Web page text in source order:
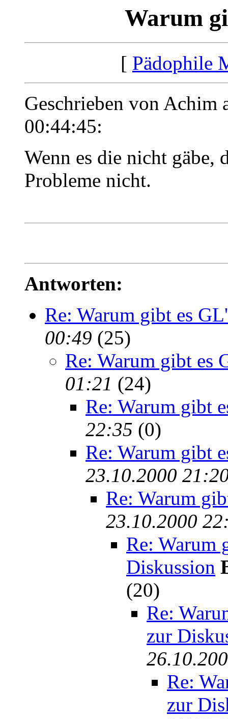
Warum
[ Pädophile
Geschrieben von Achim
00:44:45:
Wenn es die nicht gäbe,
Probleme nicht.
Antworten:
Re: Warum gibt es
00:49 (25)
Re: Warum gibt es
01:21 (24)
Re: Warum gibt
22:35 (0)
Re: Warum gibt
23.10.2000
Re: Warum
23.10.2000
Re: Warum
Diskussion
(20)
Re:
zur
Re:
zur